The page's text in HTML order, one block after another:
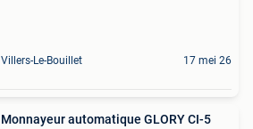
Villers-Le-Bouillet 17 mei 26
Monnayeur automatique GLORY CI-5